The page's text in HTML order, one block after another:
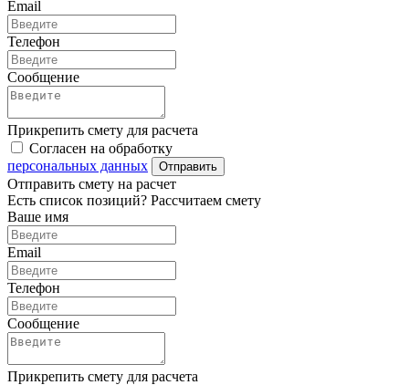
Email
Телефон
Сообщение
Прикрепить смету для расчета
Согласен на обработку
персональных данных
Отправить
Отправить смету на расчет
Есть список позиций? Рассчитаем смету
Ваше имя
Email
Телефон
Сообщение
Прикрепить смету для расчета